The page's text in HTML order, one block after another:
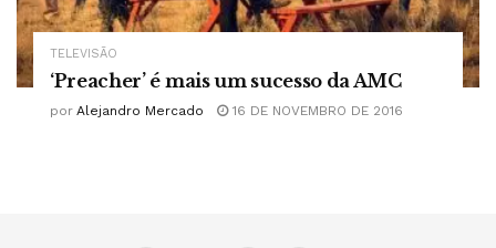
TELEVISÃO
‘Preacher’ é mais um sucesso da AMC
por Alejandro Mercado 16 DE NOVEMBRO DE 2016